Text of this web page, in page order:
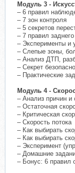
Модуль 3 -
– 6 правил
– 7 зон контроля
– 5 секретов
– 7 правил
– Эксперименты и
– Слепые зоны,
– Анализ ДТП,
– Секрет
– Практические
Модуль 4 -
– Анализ причин и
– Остаточная
– Критическая
– Скорость потока
– Как выбирать
– Как выбирать
– Эксперимент
– Домашние
– Бонус: 6 правил